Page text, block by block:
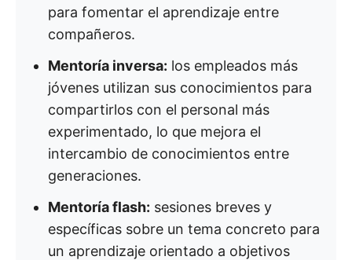
para fomentar el aprendizaje entre
compañeros.
Mentoría inversa: los empleados más
jóvenes utilizan sus conocimientos para
compartirlos con el personal más
experimentado, lo que mejora el
intercambio de conocimientos entre
generaciones.
Mentoría flash: sesiones breves y
específicas sobre un tema concreto para
un aprendizaje orientado a objetivos